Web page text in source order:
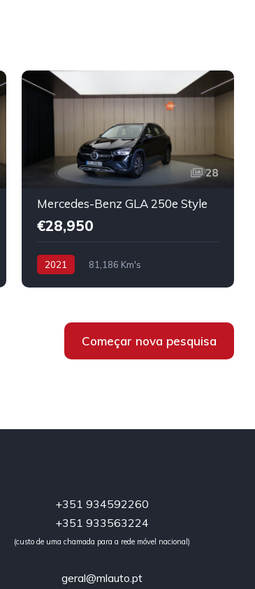
28
Mercedes-Benz GLA 250e Style
€28,950
2021
81,186 Km's
Começar nova pesquisa
+351 934592260
+351 933563224
(custo de uma chamada para a rede móvel nacional)
geral@mlauto.pt